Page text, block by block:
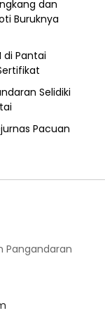
dan
Buruknya
di Pantai
Selidiki
Pacuan
Pangandaran